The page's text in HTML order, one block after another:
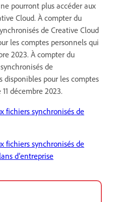
pourront plus accéder aux
Cloud. À compter du
de Creative Cloud
les comptes personnels qui
2023. À compter du
de
disponibles pour les comptes
décembre 2023.
fichiers synchronisés de
fichiers synchronisés de
d’entreprise